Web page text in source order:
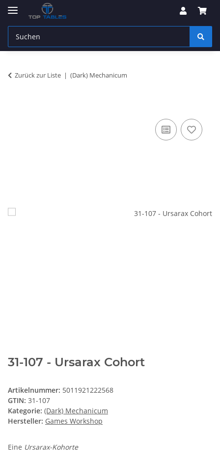
Zurück zur Liste (Dark) Mechanicum
31-107 - Ursarax Cohort
Artikelnummer: 5011921222568
GTIN: 31-107
Kategorie: (Dark) Mechanicum
Hersteller: Games Workshop
Eine Ursarax-Kohorte